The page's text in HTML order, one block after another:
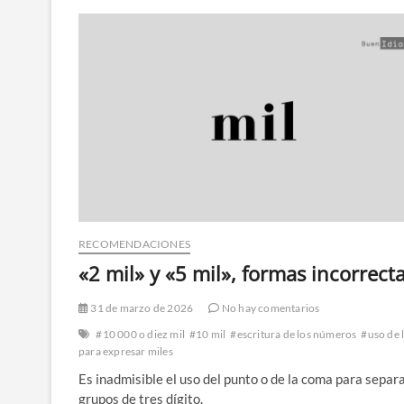
RECOMENDACIONES
«2 mil» y «5 mil», formas
31 de marzo de 2026
No hay comentarios
#10 000 o diez mil #10 mil #escritura de los números #uso de
para expresar miles
Es inadmisible el uso del punto o de la coma para
grupos de tres dígito.